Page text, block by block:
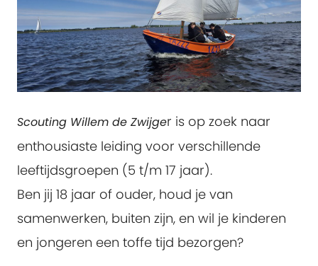
Scouting Willem de Zwijger is op zoek naar
enthousiaste leiding voor verschillende
leeftijdsgroepen (5 t/m 17 jaar).
Ben jij 18 jaar of ouder, houd je van
samenwerken, buiten zijn, en wil je kinderen
en jongeren een toffe tijd bezorgen?